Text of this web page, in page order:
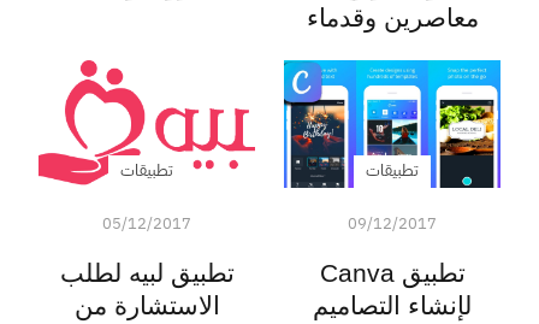
معاصرين وقدماء
تطبيقات
09/12/2017
تطبيق Canva
لإنشاء التصاميم
تطبيقات
05/12/2017
تطبيق لبيه لطلب
الاستشارة من